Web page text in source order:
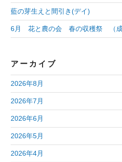
藍の芽生えと間引き(デイ)
6月 花と農の会 春の収穫祭 （成
アーカイブ
2026年8月
2026年7月
2026年6月
2026年5月
2026年4月